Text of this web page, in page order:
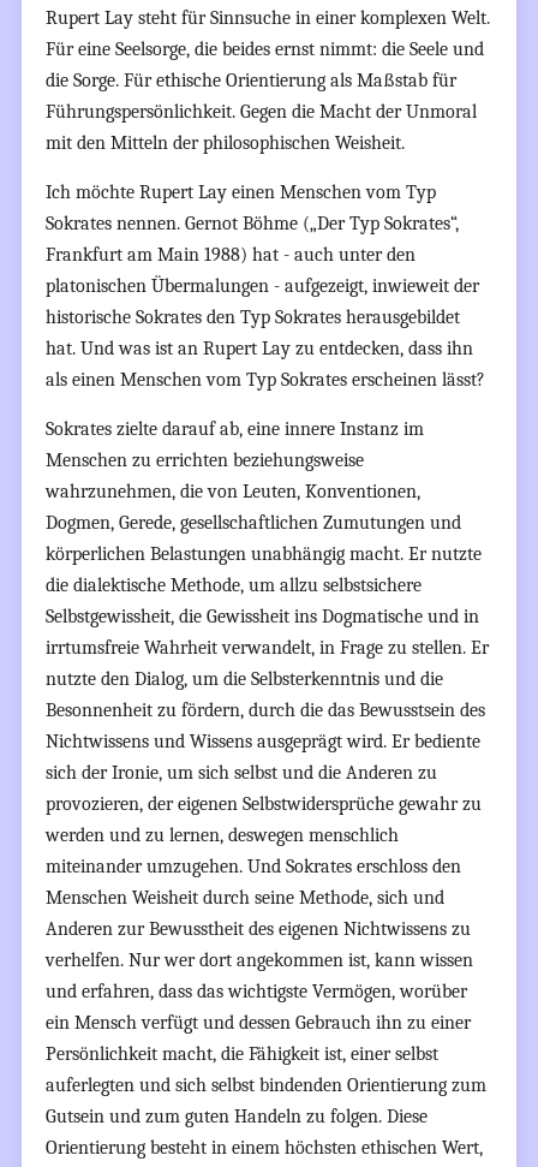
Rupert Lay steht für Sinnsuche in einer komplexen Welt.
Für eine Seelsorge, die beides ernst nimmt: die Seele und
die Sorge. Für ethische Orientierung als Maßstab für
Führungspersönlichkeit. Gegen die Macht der Unmoral
mit den Mitteln der philosophischen Weisheit.
Ich möchte Rupert Lay einen Menschen vom Typ
Sokrates nennen. Gernot Böhme („Der Typ Sokrates“,
Frankfurt am Main 1988) hat - auch unter den
platonischen Übermalungen - aufgezeigt, inwieweit der
historische Sokrates den Typ Sokrates herausgebildet
hat. Und was ist an Rupert Lay zu entdecken, dass ihn
als einen Menschen vom Typ Sokrates erscheinen lässt?
Sokrates zielte darauf ab, eine innere Instanz im
Menschen zu errichten beziehungsweise
wahrzunehmen, die von Leuten, Konventionen,
Dogmen, Gerede, gesellschaftlichen Zumutungen und
körperlichen Belastungen unabhängig macht. Er nutzte
die dialektische Methode, um allzu selbstsichere
Selbstgewissheit, die Gewissheit ins Dogmatische und in
irrtumsfreie Wahrheit verwandelt, in Frage zu stellen. Er
nutzte den Dialog, um die Selbsterkenntnis und die
Besonnenheit zu fördern, durch die das Bewusstsein des
Nichtwissens und Wissens ausgeprägt wird. Er bediente
sich der Ironie, um sich selbst und die Anderen zu
provozieren, der eigenen Selbstwidersprüche gewahr zu
werden und zu lernen, deswegen menschlich
miteinander umzugehen. Und Sokrates erschloss den
Menschen Weisheit durch seine Methode, sich und
Anderen zur Bewusstheit des eigenen Nichtwissens zu
verhelfen. Nur wer dort angekommen ist, kann wissen
und erfahren, dass das wichtigste Vermögen, worüber
ein Mensch verfügt und dessen Gebrauch ihn zu einer
Persönlichkeit macht, die Fähigkeit ist, einer selbst
auferlegten und sich selbst bindenden Orientierung zum
Gutsein und zum guten Handeln zu folgen. Diese
Orientierung besteht in einem höchsten ethischen Wert,